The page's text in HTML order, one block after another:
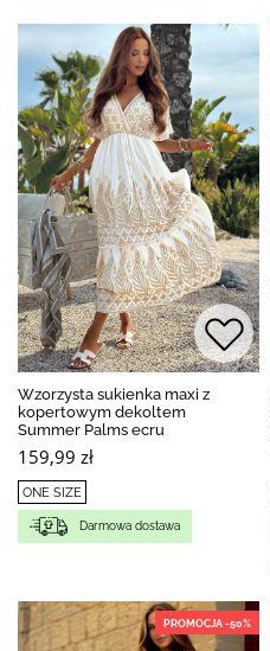
Wzorzysta sukienka maxi z
kopertowym dekoltem
Summer Palms ecru
159,99 zł
ONE SIZE
Darmowa dostawa
PROMOCJA -50%